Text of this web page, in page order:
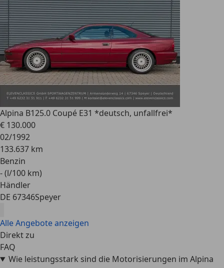
Alpina B125.0 Coupé E31 *deutsch, unfallfrei*
€ 130.000
02/1992
133.637 km
Benzin
- (l/100 km)
Händler
DE 67346Speyer
Alle Angebote anzeigen
Direkt zu
FAQ
Wie leistungsstark sind die Motorisierungen im Alpina